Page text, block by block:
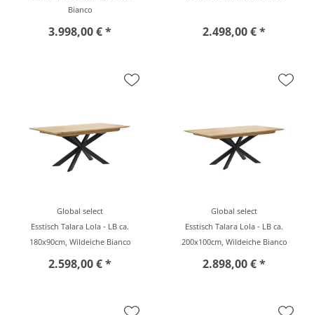
Bianco
3.998,00 € * 2.498,00 € *
Global select
Esstisch Talara Lola - LB ca.
180x90cm, Wildeiche Bianco
2.598,00 € *
Global select
Esstisch Talara Lola - LB ca.
200x100cm, Wildeiche Bianco
2.898,00 € *